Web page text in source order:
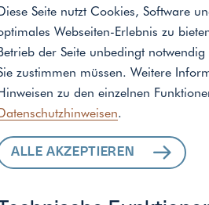
Seite nutzt Cookies, Software
Webseiten-Erlebnis zu
der Seite unbedingt
zustimmen müssen. Weitere
zu den einzelnen
.
ALLE AKZEPTIEREN
/ Standort
ALLE
FÜR IHR